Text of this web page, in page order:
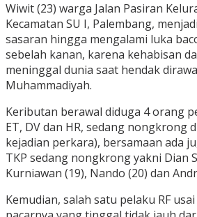
Wiwit (23) warga Jalan Pasiran
Kecamatan SU I, Palembang,
sasaran hingga mengalami luka
sebelah kanan, karena kehabisan
meninggal dunia saat hendak
Muhammadiyah.
Keributan berawal diduga 4 orang
ET, DV dan HR, sedang nongkrong
kejadian perkara), bersamaan ada
TKP sedang nongkrong yakni Dian
Kurniawan (19), Nando (20) dan
Kemudian, salah satu pelaku RF